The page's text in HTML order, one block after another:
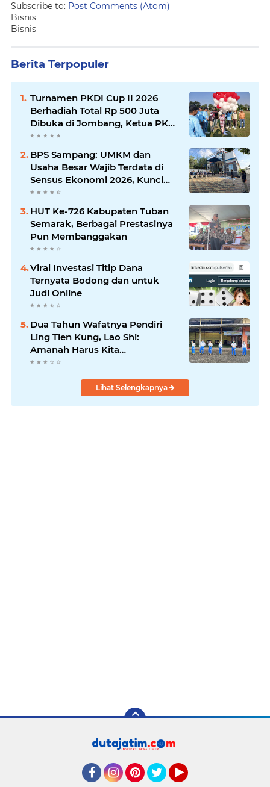
Subscribe to: Post Comments (Atom)
Bisnis
Bisnis
Berita Terpopuler
Turnamen PKDI Cup II 2026
Berhadiah Total Rp 500 Juta
Dibuka di Jombang, Ketua PKDI
Jatim Syaifullah Mahdi: Ajang
Komunikasi Antar-Kades untuk
Memajukan Desa
BPS Sampang: UMKM dan
Usaha Besar Wajib Terdata di
Sensus Ekonomi 2026, Kunci
Kebijakan Tepat Sasaran
HUT Ke-726 Kabupaten Tuban
Semarak, Berbagai Prestasinya
Pun Membanggakan
Viral Investasi Titip Dana
Ternyata Bodong dan untuk
Judi Online
Dua Tahun Wafatnya Pendiri
Ling Tien Kung, Lao Shi:
Amanah Harus Kita
Laksanakan!
Lihat Selengkapnya